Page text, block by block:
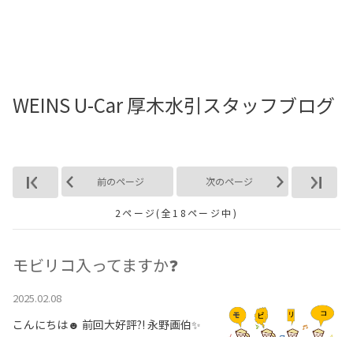
中古車を探す
新車購入ガイド
お得情報
地域応援活動
法人のお客様
WEINS U-Car 厚木水引スタッフブログ
前のページ 次のページ
2ページ(全18ページ中)
モビリコ入ってますか❓
2025.02.08
こんにちは☻ 前回大好評?! 永野画伯✨